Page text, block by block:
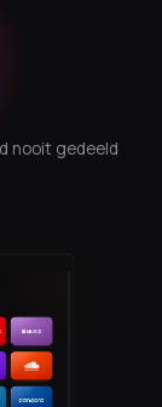
nooit gedeeld